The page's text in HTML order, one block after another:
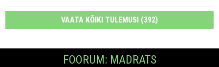
VAATA KÕIKI TULEMUSI (392)
FOORUM: MADRATS